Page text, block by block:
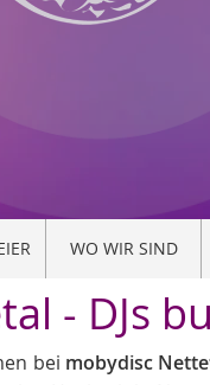
WO WIR SIND
- DJs
bei mobydisc